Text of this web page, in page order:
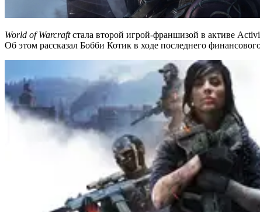
World of Warcraftстала второй игрой-франшизой в активе
Об этом рассказал Бобби Котик в ходе последнего